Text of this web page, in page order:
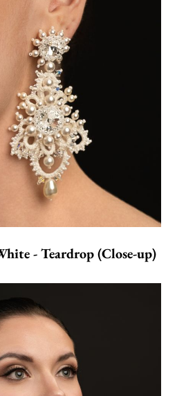
- Teardrop (Close-up)